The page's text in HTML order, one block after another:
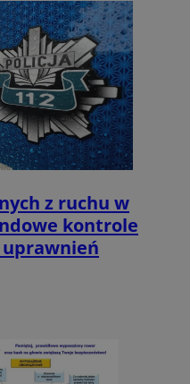
z ruchu w
kontrole